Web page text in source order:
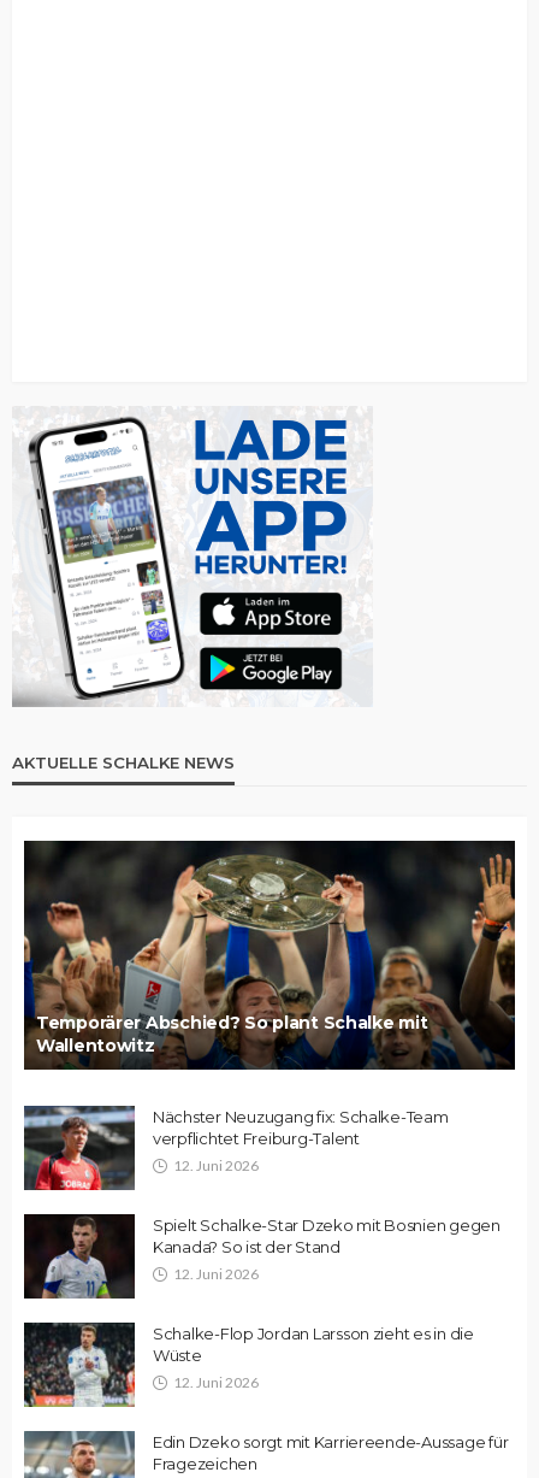
AKTUELLE SCHALKE NEWS
Temporärer Abschied? So plant Schalke mit
Wallentowitz
Nächster Neuzugang fix: Schalke-Team
verpflichtet Freiburg-Talent
12. Juni 2026
Spielt Schalke-Star Dzeko mit Bosnien gegen
Kanada? So ist der Stand
12. Juni 2026
Schalke-Flop Jordan Larsson zieht es in die
Wüste
12. Juni 2026
Edin Dzeko sorgt mit Karriereende-Aussage für
Fragezeichen